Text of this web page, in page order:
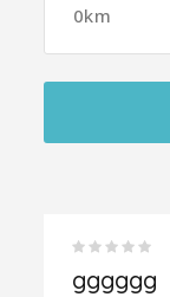
0km
gggggg